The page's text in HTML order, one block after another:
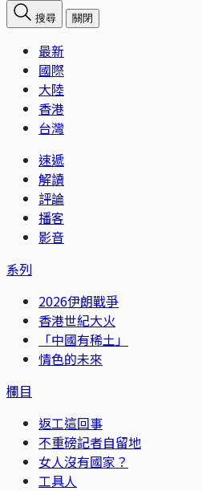
搜尋 關閉
最新
國際
大陸
香港
台灣
速遞
解讀
評論
播客
影音
系列
2026伊朗戰爭
香港世紀大火
「中國有稀土」
情色的未來
欄目
返工這回事
不重磅記者自留地
女人沒有國家？
工具人